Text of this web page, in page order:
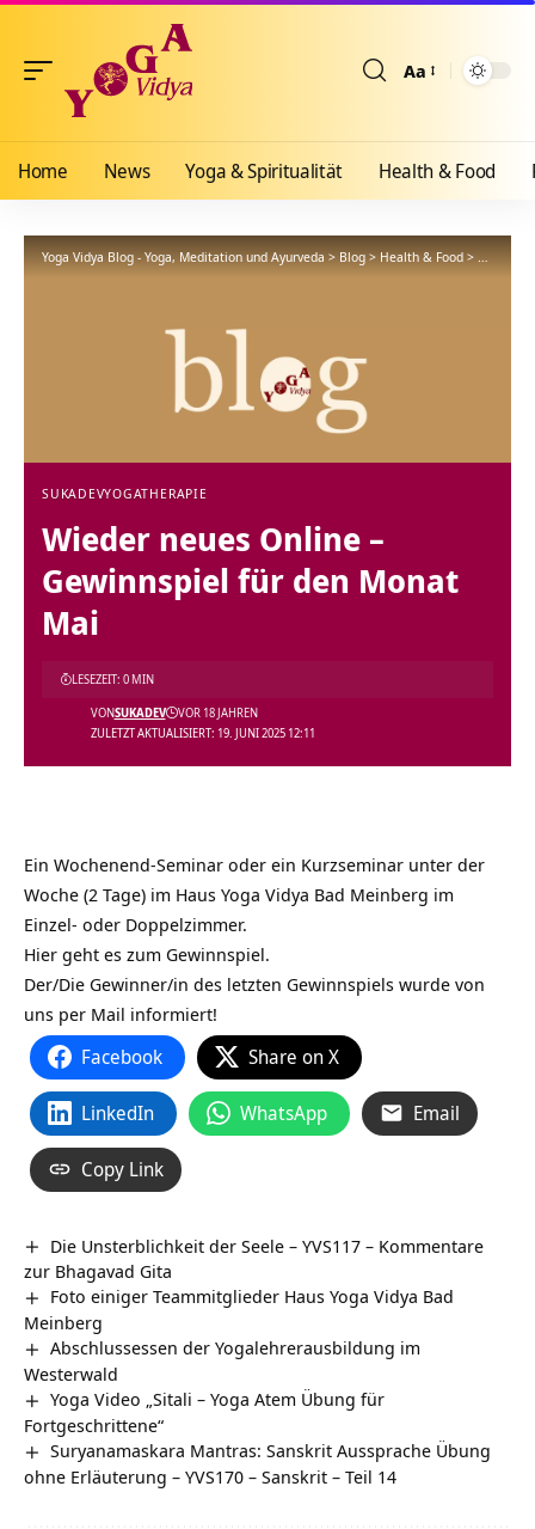
Aa
Home News Yoga & Spiritualität Health & Food
Yoga Vidya Blog - Yoga, Meditation und Ayurveda>Blog>Health & Food>
SUKADEVYOGATHERAPIE
Wieder neues Online –
Gewinnspiel für den Monat
Mai
ZULETZT AKTUALISIERT: 19. JUNI 2025 12:11
VONSUKADEV VOR 18 JAHREN
LESEZEIT: 0 MIN
Ein Wochenend-Seminar oder ein Kurzseminar unter der
Woche (2 Tage) im Haus Yoga Vidya Bad Meinberg im
Einzel- oder Doppelzimmer.
Hier geht es zum Gewinnspiel.
Der/Die Gewinner/in des letzten Gewinnspiels wurde von
uns per Mail informiert!
Facebook Share on X
LinkedIn WhatsApp Email
Copy Link
Die Unsterblichkeit der Seele – YVS117 – Kommentare
zur Bhagavad Gita
Foto einiger Teammitglieder Haus Yoga Vidya Bad
Meinberg
Abschlussessen der Yogalehrerausbildung im
Westerwald
Yoga Video „Sitali – Yoga Atem Übung für
Fortgeschrittene“
Suryanamaskara Mantras: Sanskrit Aussprache Übung
ohne Erläuterung – YVS170 – Sanskrit – Teil 14